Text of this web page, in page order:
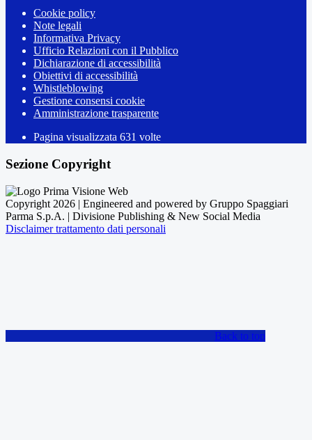
Cookie policy
Note legali
Informativa Privacy
Ufficio Relazioni con il Pubblico
Dichiarazione di accessibilità
Obiettivi di accessibilità
Whistleblowing
Gestione consensi cookie
Amministrazione trasparente
Pagina visualizzata 631 volte
Sezione Copyright
Copyright 2026 | Engineered and powered by Gruppo Spaggiari
Parma S.p.A. | Divisione Publishing & New Social Media
Disclaimer trattamento dati personali
Back to top